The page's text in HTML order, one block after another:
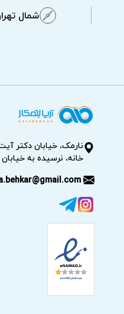
شمال
نارمک، خیابان دکتر
خانه، نرسیده به خیابان